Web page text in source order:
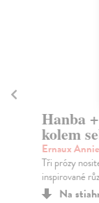
Hanba
kolem
Ernaux Annie
Tři prózy
inspirované
Na